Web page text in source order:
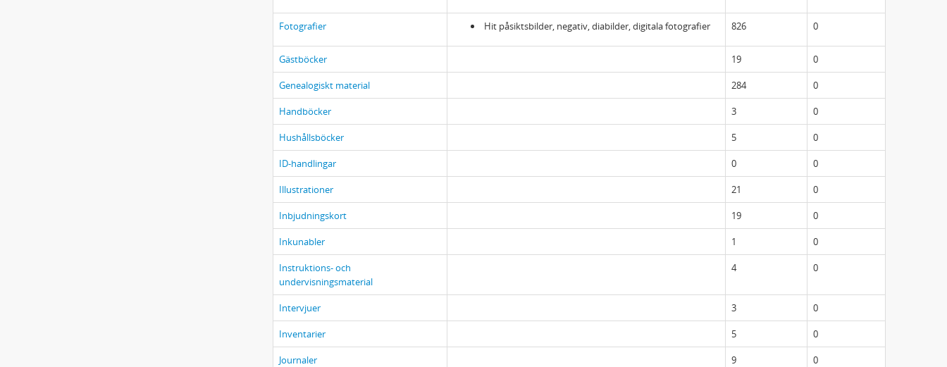
Fotografier Hit påsiktsbilder, negativ, diabilder, digitala fotografier 826 0
Gästböcker 19 0
Genealogiskt material 284 0
Handböcker 3 0
Hushållsböcker 5 0
ID-handlingar 0 0
Illustrationer 21 0
Inbjudningskort 19 0
Inkunabler 1 0
Instruktions- och
undervisningsmaterial
4 0
Intervjuer 3 0
Inventarier 5 0
Journaler 9 0